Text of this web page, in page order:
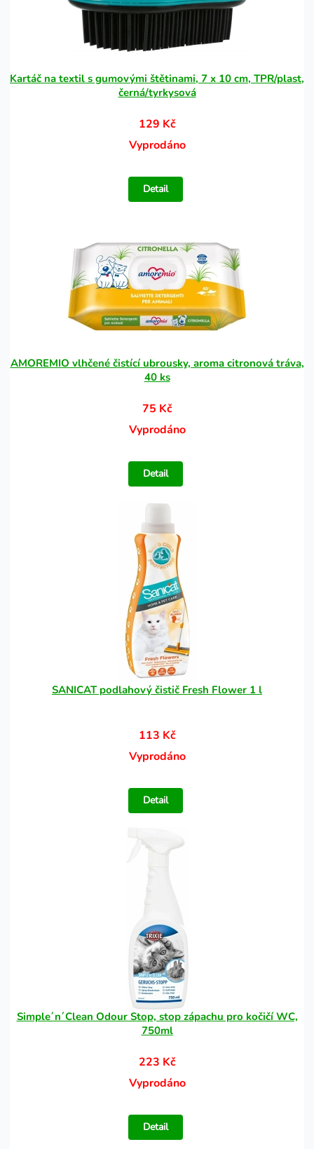
Kartáč na textil s gumovými štětinami, 7 x 10 cm, TPR/plast,
černá/tyrkysová
129 Kč
Vyprodáno
Detail
AMOREMIO vlhčené čistící ubrousky, aroma citronová tráva,
40 ks
75 Kč
Vyprodáno
Detail
SANICAT podlahový čistič Fresh Flower 1 l
113 Kč
Vyprodáno
Detail
Simple´n´Clean Odour Stop, stop zápachu pro kočičí WC,
750ml
223 Kč
Vyprodáno
Detail